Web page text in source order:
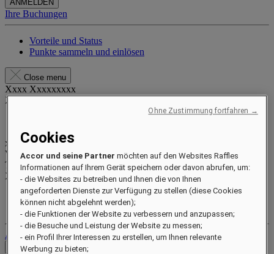
ANMELDEN
Ihre Buchungen
Vorteile und Status
Punkte sammeln und einlösen
Close menu
Xxxx Xxxxxxxxx
XXXXXX X XXXXXXXX X
xxxxxxxx
Valid untilxx/xx/xxxx
Treuepunkte
XXXpts
Ihr Treuekonto
Ihre Buchungen
Abmelden
Kontakt
Cookies
Accor und seine Partner möchten auf den Websites Raffles
Informationen auf Ihrem Gerät speichern oder davon abrufen, um:
- die Websites zu betreiben und Ihnen die von Ihnen
angeforderten Dienste zur Verfügung zu stellen (diese Cookies
können nicht abgelehnt werden);
- die Funktionen der Website zu verbessern und anzupassen;
- die Besuche und Leistung der Website zu messen;
- ein Profil Ihrer Interessen zu erstellen, um Ihnen relevante
Werbung zu bieten;
Ohne Zustimmung fortfahren →